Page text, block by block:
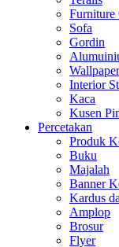
Furniture
Sofa
Gordin
Wallpaper
Interior
Kaca
Kusen
Percetakan
Produk
Buku
Majalah
Banner
Kardus
Amplop
Brosur
Flyer